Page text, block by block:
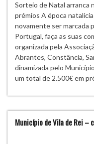
Sorteio de Natal arranca
prémios A época
novamente ser marcada
Portugal, faça as suas
organizada pela
Abrantes, Constância,
dinamizada pelo
um total de 2.500€ em
Município de Vila de Rei –